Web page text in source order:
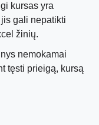
kursas yra
gali nepatikti
žinių.
nemokamai
tęsti prieigą, kursą